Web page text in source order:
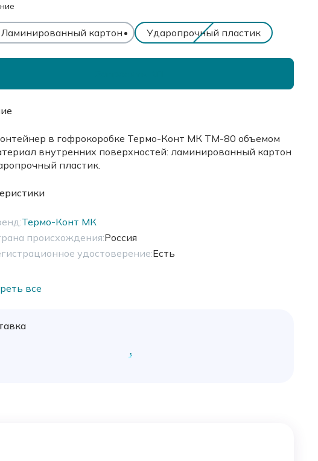
Ламинированный картон Ударопрочный пластик
в гофрокоробке Термо-Конт МК ТМ-80 объемом
внутренних поверхностей: ламинированный картон
пластик.
Термо-Конт МК
происхождения:Россия
удостоверение:Есть
все